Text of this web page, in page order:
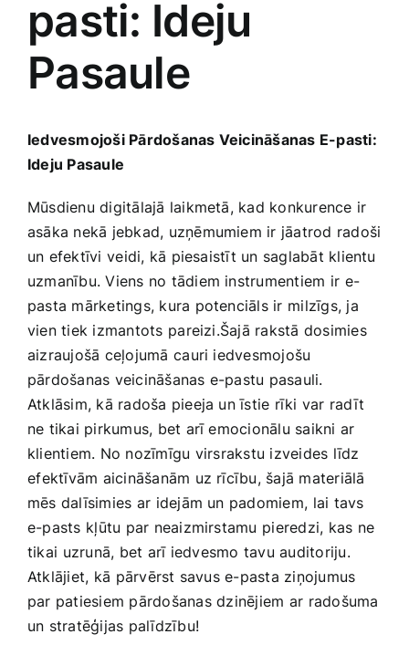
Medicīnas preces
Mobilie telefoni, planšetdatori
Preces birojam
Preces pieaugušajiem
Rotaļlietas, bērnu preces
Smaržas, kosmētika
Sports, tūrisms un atpūta
TV un Sadzīves tehnika
Zoo preces
pasti: Ideju
Pasaule
Iedvesmojoši Pārdošanas Veicināšanas E-pasti:
Ideju ‍Pasaule
Mūsdienu digitālajā laikmetā,​ kad‌ konkurence ir
asāka nekā jebkad, uzņēmumiem‌ ir jāatrod ‌radoši​
un efektīvi ⁢veidi, kā piesaistīt un saglabāt klientu
uzmanību.‍ Viens no tādiem instrumentiem ⁣ir⁤ e-
pasta mārketings, kura potenciāls ir⁤ milzīgs, ja⁢
vien ‌tiek‍ izmantots ⁤pareizi.Šajā rakstā dosimies
aizraujošā ‌ceļojumā⁣ cauri iedvesmojošu
pārdošanas veicināšanas e-pastu pasauli.
Atklāsim, kā radoša pieeja un īstie rīki var radīt⁤
ne tikai pirkumus, bet arī emocionālu​ saikni ar⁤
klientiem. No ‍nozīmīgu ⁤virsrakstu izveides līdz
⁣efektīvām aicināšanām uz​ rīcību, šajā materiālā
mēs dalīsimies ar ⁢idejām un padomiem, ⁣lai ‍tavs
e-pasts⁣ kļūtu par neaizmirstamu⁢ pieredzi,⁤ kas ​ne
‌tikai⁢ uzrunā, bet⁤ arī iedvesmo tavu auditoriju.
Atklājiet,⁢ kā pārvērst savus e-pasta ziņojumus
par patiesiem ‌pārdošanas⁣ dzinējiem⁣ ar radošuma
‌un ‍stratēģijas palīdzību!